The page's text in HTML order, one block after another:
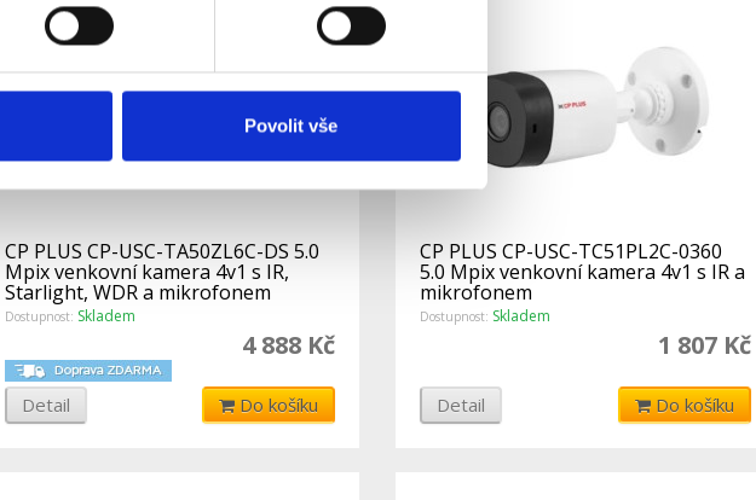
Povolit vše
CP PLUS CP-USC-TA50ZL6C-DS 5.0
Mpix venkovní kamera 4v1 s IR,
Starlight, WDR a mikrofonem
Dostupnost: Skladem
4 888 Kč
Detail Do košíku
CP PLUS CP-USC-TC51PL2C-0360
5.0 Mpix venkovní kamera 4v1 s IR a
mikrofonem
Dostupnost: Skladem
1 807 Kč
Detail Do košíku